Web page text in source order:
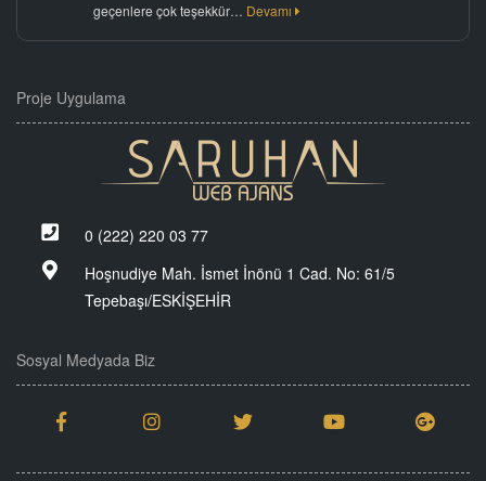
geçenlere çok teşekkür… Devamı
Proje Uygulama
0 (222) 220 03 77
Hoşnudiye Mah. İsmet İnönü 1 Cad. No: 61/5
Tepebaşı/ESKİŞEHİR
Sosyal Medyada Biz